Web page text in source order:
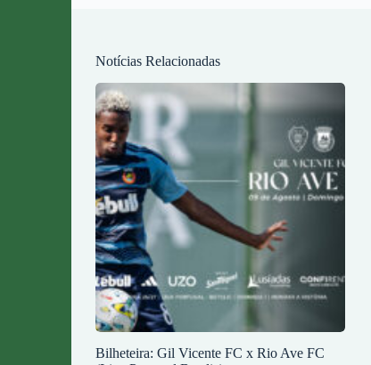
Notícias Relacionadas
Bilheteira: Gil Vicente FC x Rio Ave FC